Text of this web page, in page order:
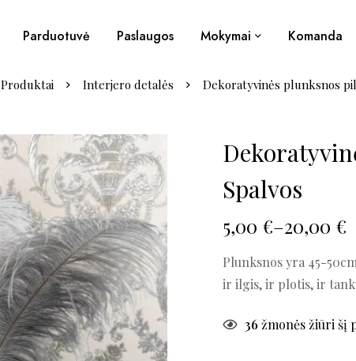
Parduotuvė Paslaugos Mokymai Komanda
Produktai Interjero detalės Dekoratyvinės plunksnos
Spalvos
5,00 €–20,00 €
Plunksnos yra 45-
ir ilgis, ir plotis, ir
36 žmonės žiūri šį